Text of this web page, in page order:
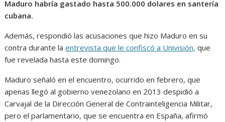
Maduro habría gastado hasta 500.000 dolares en santería
cubana.
Además, respondió las acusaciones que hizo Maduro en su
contra durante laentrevista que le confiscó a Univisión, que
fue revelada hasta este domingo.
Maduro señaló en el encuentro, ocurrido en febrero, que
apenas llegó al gobierno venezolano en 2013 despidió a
Carvajal de la Dirección General de Contrainteligencia Militar,
pero el parlamentario, que se encuentra en España, afirmó